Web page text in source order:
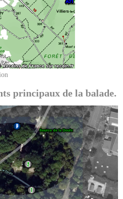
principaux de la balade.